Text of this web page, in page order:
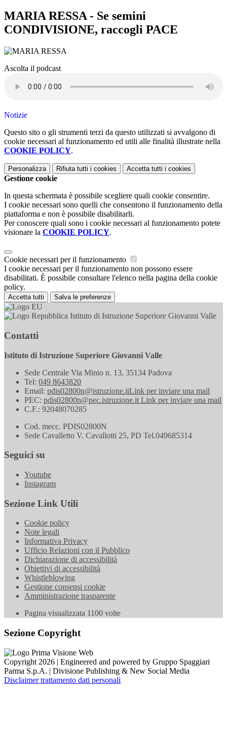
MARIA RESSA - Se semini
CONDIVISIONE, raccogli PACE
Ascolta il podcast
Notizie
Questo sito o gli strumenti terzi da questo utilizzati si avvalgono di
cookie necessari al funzionamento ed utili alle finalità illustrate nella
COOKIE POLICY.
Personalizza Rifiuta tutti i cookies Accetta tutti i cookies
Gestione cookie
In questa schermata è possibile scegliere quali cookie consentire.
I cookie necessari sono quelli che consentono il funzionamento della
piattaforma e non è possibile disabilitarli.
Per conoscere quali sono i cookie necessari al funzionamento potete
visionare la COOKIE POLICY.
Cookie necessari per il funzionamento
I cookie necessari per il funzionamento non possono essere
disabilitati. È possibile consultare l'elenco nella pagina della cookie
policy.
Accetta tutti Salva le preferenze
Istituto di Istruzione Superiore Giovanni Valle
Contatti
Istituto di Istruzione Superiore Giovanni Valle
Sede Centrale Via Minio n. 13, 35134 Padova
Tel: 049 8643820
Email: pdis02800n@istruzione.itLink per inviare una mail
PEC: pdis02800n@pec.istruzione.it Link per inviare una mail
C.F.: 92048070285
Cod. mecc. PDIS02800N
Sede Cavalletto V. Cavallotti 25, PD Tel.049685314
Seguici su
Youtube
Instagram
Sezione Link Utili
Cookie policy
Note legali
Informativa Privacy
Ufficio Relazioni con il Pubblico
Dichiarazione di accessibilità
Obiettivi di accessibilità
Whistleblowing
Gestione consensi cookie
Amministrazione trasparente
Pagina visualizzata 1100 volte
Sezione Copyright
Copyright 2026 | Engineered and powered by Gruppo Spaggiari
Parma S.p.A. | Divisione Publishing & New Social Media
Disclaimer trattamento dati personali